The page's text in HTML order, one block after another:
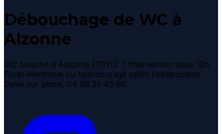
Débouchage de WC à
Alzonne
WC bouché à Alzonne (11170) ? Intervention sous 12h.
Furet électrique ou hydrocurage selon l'obstruction.
Devis sur place, 04 68 25 45 68.